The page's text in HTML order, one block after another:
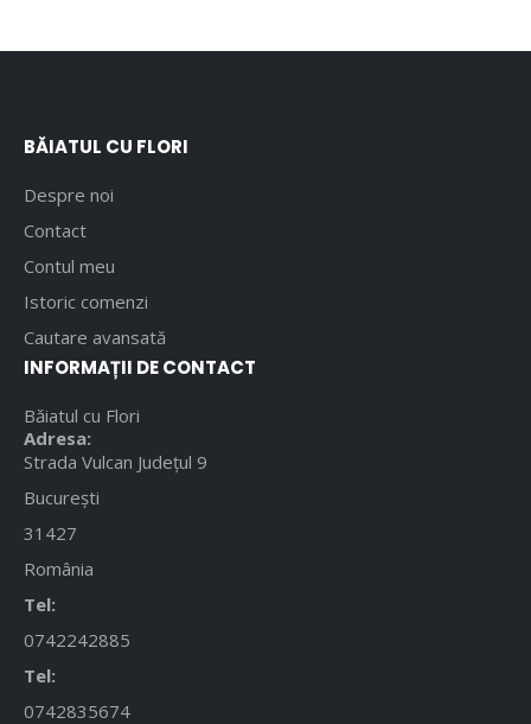
BĂIATUL CU FLORI
Despre noi
Contact
Contul meu
Istoric comenzi
Cautare avansată
INFORMAȚII DE CONTACT
Băiatul cu Flori
Adresa:
Strada Vulcan Județul 9
București
31427
România
Tel:
0742242885
Tel:
0742835674